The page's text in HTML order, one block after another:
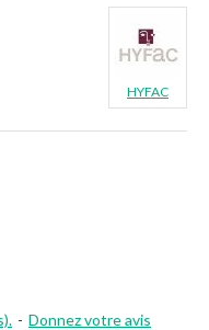
- Donnez votre avis
HYFAC